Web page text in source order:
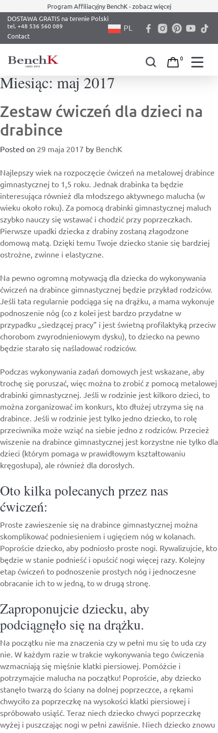
Skip
to
Program Affiliacyjny BenchK - zobacz więcej
DOSTAWA GRATIS na terenie Polski
Contact
PL
0
Miesiąc: maj 2017
Zestaw ćwiczeń dla dzieci na
drabince
Posted on 29 maja 2017 by BenchK
Najlepszy wiek na rozpoczęcie ćwiczeń na metalowej drabince
gimnastycznej to 1,5 roku. Jednak drabinka ta będzie
interesująca również dla młodszego aktywnego malucha (w
wieku około roku). Za pomocą drabinki gimnastycznej maluch
szybko nauczy się wstawać i chodzić przy poprzeczkach.
Pierwsze upadki dziecka z drabiny zostaną złagodzone
domową matą. Dzięki temu Twoje dziecko stanie się bardziej
ostrożne, zwinne i elastyczne.
Na pewno ogromną motywacją dla dziecka do wykonywania
ćwiczeń na drabince gimnastycznej będzie przykład rodziców.
Jeśli tata regularnie podciąga się na drążku, a mama wykonuje
podnoszenie nóg (co z kolei jest bardzo przydatne w
przypadku „siedzącej pracy” i jest świetną profilaktyką przeciw
chorobom zwyrodnieniowym dysku), to dziecko na pewno
będzie starało się naśladować rodziców.
Podczas wykonywania zadań domowych jest wskazane, aby
trochę się poruszać, więc można to zrobić z pomocą metalowej
drabinki gimnastycznej. Jeśli w rodzinie jest kilkoro dzieci, to
można zorganizować im konkurs, kto dłużej utrzyma się na
drabince. Jeśli w rodzinie jest tylko jedno dziecko, to rolę
przeciwnika może wziąć na siebie jedno z rodziców. Przecież
wiszenie na drabince gimnastycznej jest korzystne nie tylko dla
dzieci (którym pomaga w prawidłowym kształtowaniu
kręgosłupa), ale również dla dorosłych.
Oto kilka polecanych przez nas
ćwiczeń:
Proste zawieszenie się na drabince gimnastycznej można
skomplikować podniesieniem i ugięciem nóg w kolanach.
Poproście dziecko, aby podniosło proste nogi. Rywalizujcie, kto
będzie w stanie podnieść i opuścić nogi więcej razy. Kolejny
etap ćwiczeń to podnoszenie prostych nóg i jednoczesne
obracanie ich to w jedną, to w drugą stronę.
Zaproponujcie dziecku, aby
podciągnęło się na drążku.
Na początku nie ma znaczenia czy w pełni mu się to uda czy
nie. W każdym razie w trakcie wykonywania tego ćwiczenia
wzmacniają się mięśnie klatki piersiowej. Pomóżcie i
potrzymajcie malucha na początku! Poproście, aby dziecko
stanęło twarzą do ściany na dolnej poprzeczce, a rękami
chwyciło za poprzeczkę na wysokości klatki piersiowej i
spróbowało usiąść. Teraz niech dziecko chwyci poprzeczkę
wyżej i puszczając nogi w pełni zawiśnie. Niech dziecko znowu